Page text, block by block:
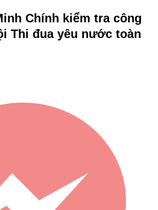
Chính kiểm tra công
Thi đua yêu nước toàn